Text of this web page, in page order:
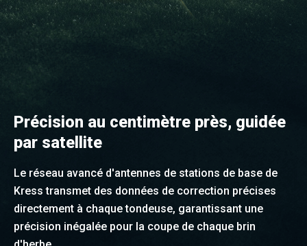
Précision au centimètre près, guidée
par satellite
Le réseau avancé d'antennes de stations de base de
Kress transmet des données de correction précises
directement à chaque tondeuse, garantissant une
précision inégalée pour la coupe de chaque brin